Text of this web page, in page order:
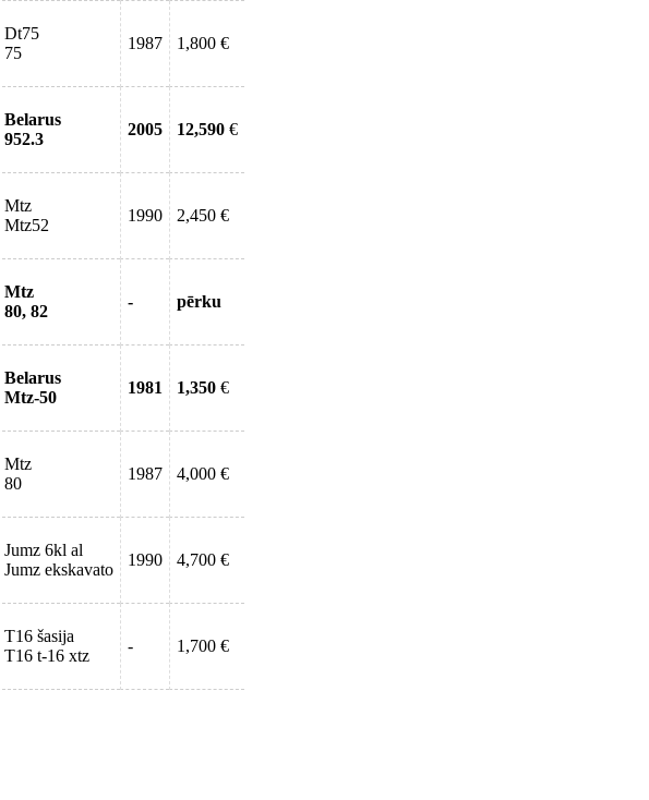
Dt75
75
1987 1,800 €
Belarus
952.3
2005 12,590 €
Mtz
Mtz52
1990 2,450 €
Mtz
80, 82
- pērku
Belarus
Mtz-50
1981 1,350 €
Mtz
80
1987 4,000 €
Jumz 6kl al
Jumz ekskavato
1990 4,700 €
T16 šasija
T16 t-16 xtz
- 1,700 €